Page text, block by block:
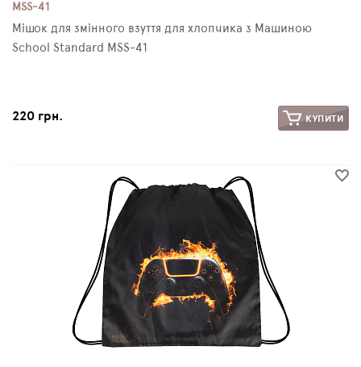
MSS-41
Мішок для змінного взуття для хлопчика з Машиною
School Standard MSS-41
220 грн. КУПИТИ